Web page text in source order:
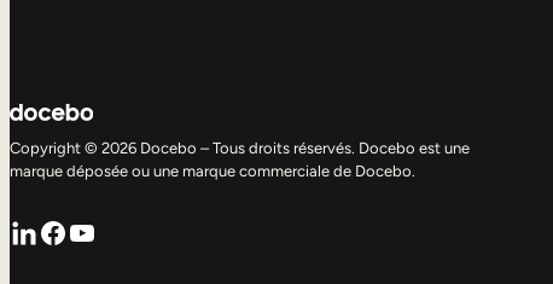
Copyright © 2026 Docebo – Tous droits réservés. Docebo est une
marque déposée ou une marque commerciale de Docebo.
LinkedIn
Facebook
YouTube